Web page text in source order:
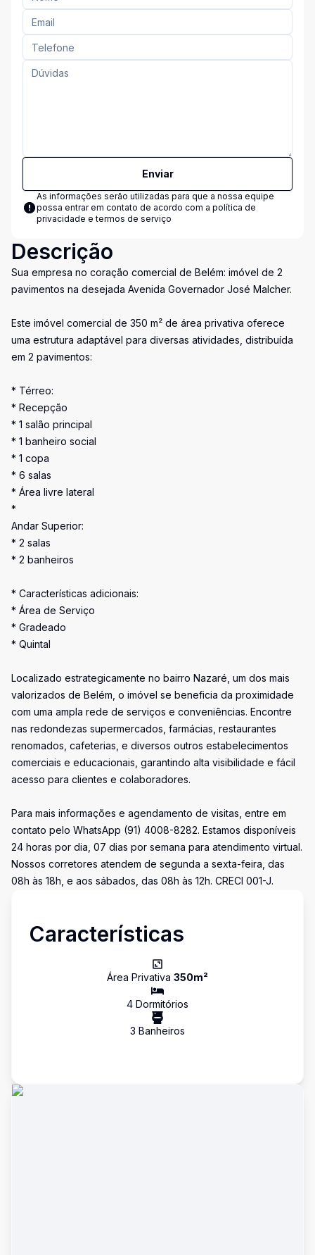
Enviar
As informações serão utilizadas para que a nossa equipe
possa entrar em contato de acordo com a política de
privacidade e termos de serviço
Descrição
Sua empresa no coração comercial de Belém: imóvel de 2
pavimentos na desejada Avenida Governador José Malcher.
Este imóvel comercial de 350 m² de área privativa oferece
uma estrutura adaptável para diversas atividades, distribuída
em 2 pavimentos:
* Térreo:
* Recepção
* 1 salão principal
* 1 banheiro social
* 1 copa
* 6 salas
* Área livre lateral
*
Andar Superior:
* 2 salas
* 2 banheiros
* Características adicionais:
* Área de Serviço
* Gradeado
* Quintal
Localizado estrategicamente no bairro Nazaré, um dos mais
valorizados de Belém, o imóvel se beneficia da proximidade
com uma ampla rede de serviços e conveniências. Encontre
nas redondezas supermercados, farmácias, restaurantes
renomados, cafeterias, e diversos outros estabelecimentos
comerciais e educacionais, garantindo alta visibilidade e fácil
acesso para clientes e colaboradores.
Para mais informações e agendamento de visitas, entre em
contato pelo WhatsApp (91) 4008-8282. Estamos disponíveis
24 horas por dia, 07 dias por semana para atendimento virtual.
Nossos corretores atendem de segunda a sexta-feira, das
08h às 18h, e aos sábados, das 08h às 12h. CRECI 001-J.
Características
Área Privativa 350m²
4 Dormitórios
3 Banheiros